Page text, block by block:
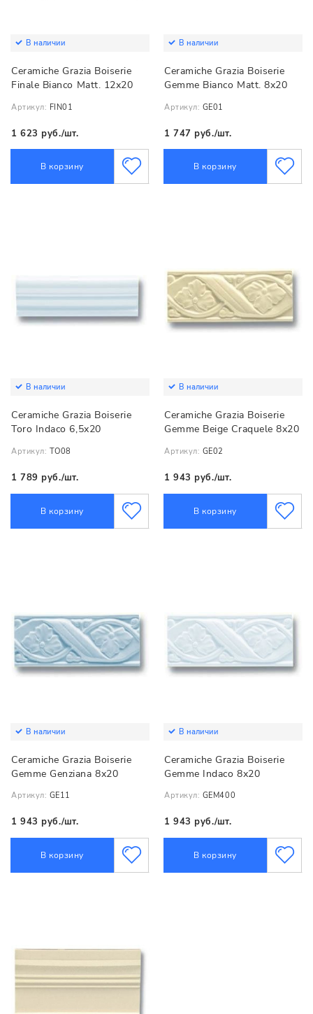
В наличии
Ceramiche Grazia Boiserie
Finale Bianco Matt. 12х20
Артикул: FIN01
1 623 руб./шт.
В корзину
В наличии
Ceramiche Grazia Boiserie
Gemme Bianco Matt. 8х20
Артикул: GE01
1 747 руб./шт.
В корзину
В наличии
Ceramiche Grazia Boiserie
Toro Indaco 6,5х20
Артикул: TO08
1 789 руб./шт.
В корзину
В наличии
Ceramiche Grazia Boiserie
Gemme Beige Craquele 8х20
Артикул: GE02
1 943 руб./шт.
В корзину
В наличии
Ceramiche Grazia Boiserie
Gemme Genziana 8х20
Артикул: GE11
1 943 руб./шт.
В корзину
В наличии
Ceramiche Grazia Boiserie
Gemme Indaco 8х20
Артикул: GEM400
1 943 руб./шт.
В корзину